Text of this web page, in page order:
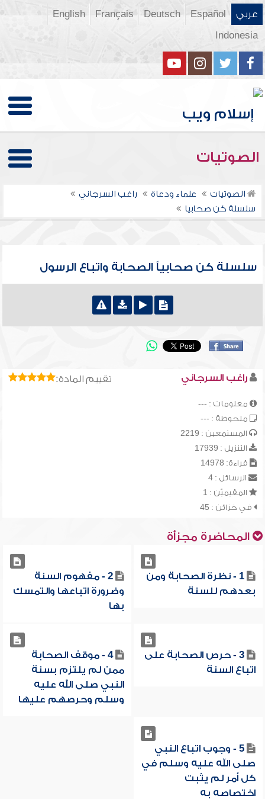
عربي Español
Deutsch
Français
English
Indonesia
الصوتيات
الصوتيات علماء ودعاة
راغب السرجاني
سلسلة كن صحابيا
سلسلة كن صحابياً الصحابة واتباع الرسول
تقييم المادة: راغب السرجاني
معلومات : ---
ملحوظة : ---
المستمعين : 2219
التنزيل : 17939
قراءة: 14978
الرسائل : 4
المقيميّن : 1
في خزائن : 45
المحاضرة مجزأة
1 - نظرة الصحابة ومن
بعدهم للسنة
2 - مفهوم السنة
وضرورة اتباعها والتمسك
بها
3 - حرص الصحابة على
اتباع السنة
4 - موقف الصحابة
ممن لم يلتزم بسنة
النبي صلى الله عليه
وسلم وحرصهم عليها
5 - وجوب اتباع النبي
صلى الله عليه وسلم في
كل أمر لم يثبت
اختصاصه به